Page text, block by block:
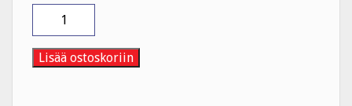
IP65
IK10
E27
Lisää ostoskoriin